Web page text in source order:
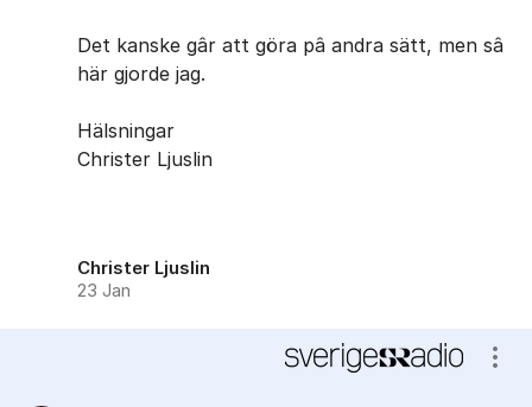
Det kanske gâr att göra pâ andra sätt, men sâ
här gjorde jag.
Hälsningar
Christer Ljuslin
Christer Ljuslin
23 Jan